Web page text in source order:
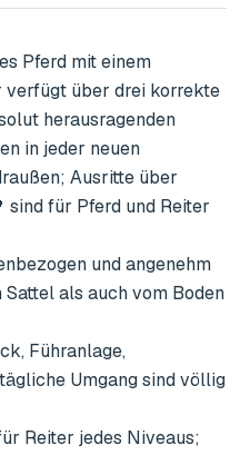
Pferd mit einem
verfügt über drei korrekte
herausragenden
in jeder neuen
Ausritte über
sind für Pferd und Reiter
und angenehm
als auch vom Boden
Führanlage,
Umgang sind völlig
Reiter jedes Niveaus;